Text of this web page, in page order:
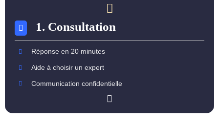
1. Consultation
Réponse en 20 minutes
Aide à choisir un expert
Communication confidentielle